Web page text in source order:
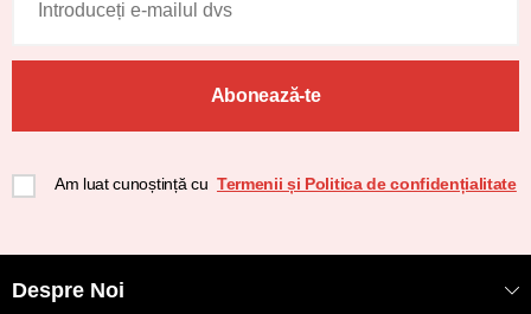
Abonează-te
Am luat cunoștință cu Termenii și Politica de confidențialitate
Despre Noi